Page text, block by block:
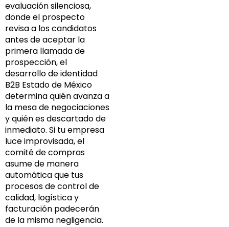
evaluación silenciosa,
donde el prospecto
revisa a los candidatos
antes de aceptar la
primera llamada de
prospección, el
desarrollo de identidad
B2B Estado de México
determina quién avanza a
la mesa de negociaciones
y quién es descartado de
inmediato. Si tu empresa
luce improvisada, el
comité de compras
asume de manera
automática que tus
procesos de control de
calidad, logística y
facturación padecerán
de la misma negligencia.